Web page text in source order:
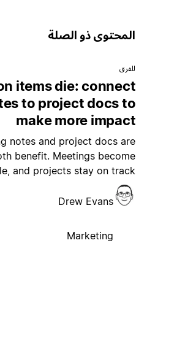
المحتوى ذو الصلة
للفرق
items die: connect
to project docs to
make more impact
notes and project docs are
benefit. Meetings become
and projects stay on track.
Drew Evans
Marketing